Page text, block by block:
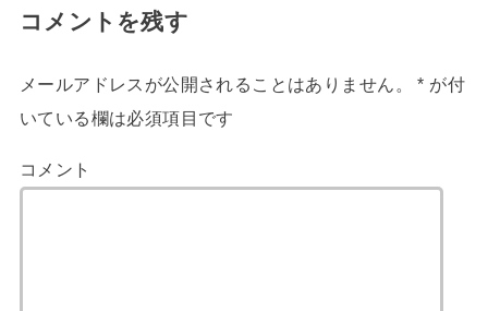
コメントを残す
メールアドレスが公開されることはありません。 * が付
いている欄は必須項目です
コメント